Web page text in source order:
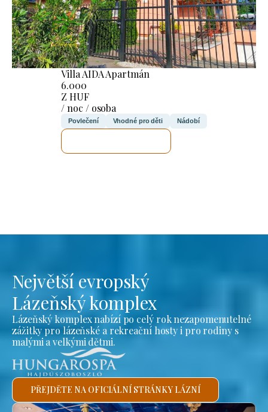
Villa AIDA Apartmán
6.000
Z HUF
/ noc / osoba
Povlečení Vhodné pro děti Nádobí
Největší evropský
Lázeňský komplex
Lázeňský komplex nabízí po celý rok nezapomenutelné
zážitky pro lázeňské a rekreační hosty i pro rodiny s
malými a velkými dětmi.
PŘEJDĚTE NA OFICIÁLNÍ STRÁNKY LÁZNÍ